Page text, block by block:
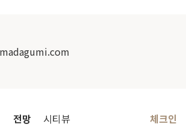
전망 시티뷰 체크인